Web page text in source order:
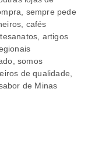
sempre pede
cafés
artigos
somos
de qualidade,
de Minas